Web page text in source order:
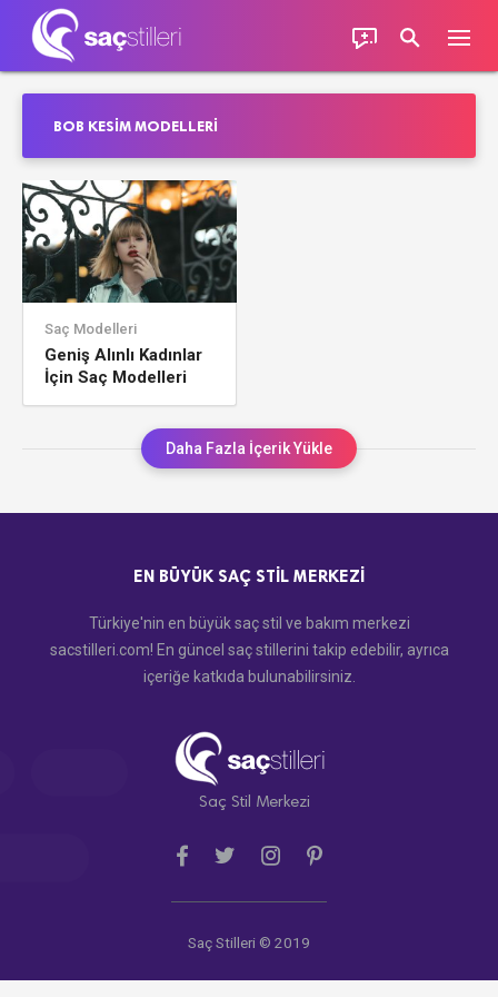
BOB KESIM MODELLERI
Saç Modelleri
Geniş Alınlı Kadınlar
İçin Saç Modelleri
Daha Fazla İçerik Yükle
EN BÜYÜK SAÇ STIL MERKEZI
Türkiye'nin en büyük saç stil ve bakım merkezi
sacstilleri.com! En güncel saç stillerini takip edebilir, ayrıca
içeriğe katkıda bulunabilirsiniz.
Saç Stil Merkezi
Saç Stilleri © 2019